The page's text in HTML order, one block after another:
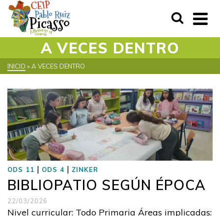
A VECES DENTRO
INICIO »A VECES DENTRO
ODS 11 | ODS 4 | ZINKER
BIBLIOPATIO SEGÚN ÉPOCA
22/03/2026
Nivel curricular: Todo Primaria Áreas implicadas: